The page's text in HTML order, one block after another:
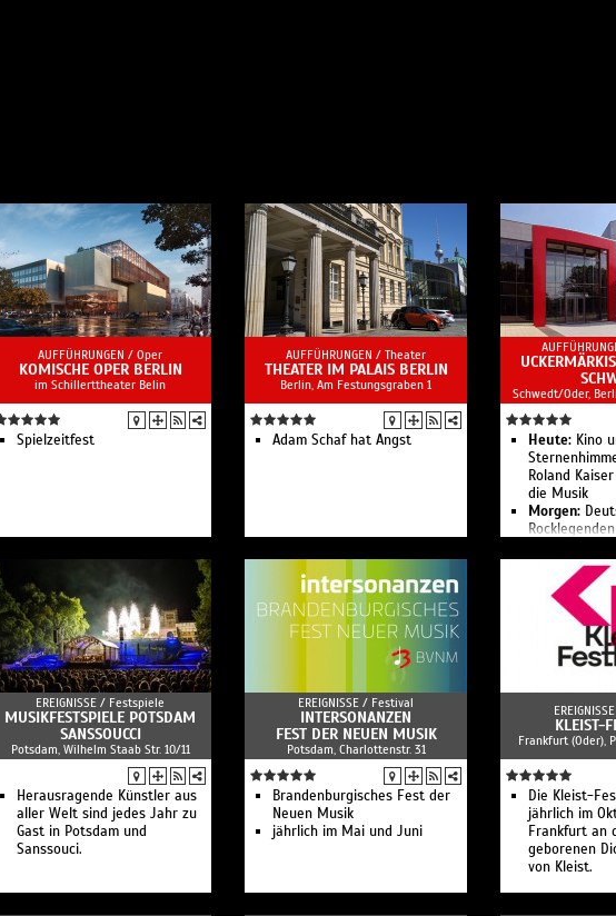
AUFFÜHRUNGEN / Oper
KOMISCHE OPER BERLIN
im Schillerttheater Belin
Spielzeit­fest
AUFFÜHRUNGEN / Theater
THEATER IM PALAIS BERLIN
Berlin, Am Festungsgraben 1
Adam Schaf hat Angst
Schwedt/Oder,
Heute: Kino
Roland
die Musik
Morgen:
Odertal-
am Fluss“
Open Air
Wenzel &
lebe gern
Kino unterm
Song Sung
BOUNCE:
Kino unterm
Ach, diese
entsetzliche
X-Perience -
Sommer
Schiller -
Open Air 2026
Forced To
Devotional
EREIGNISSE / Festspiele
MUSIKFESTSPIELE POTSDAM
SANSSOUCCI
Potsdam, Wilhelm Staab Str. 10/11
Herausragende Künstler aus
aller Welt sind jedes Jahr zu
Gast in Potsdam und
Sanssouci.
EREIGNISSE / Festival
INTERSONANZEN
FEST DER NEUEN MUSIK
Potsdam, Charlottenstr. 31
Brandenburgisches Fest der
Neuen Musik
jährlich im Mai und Juni
KLEIST-
Frankfurt (Oder),
Die Kleist-
jährlich im
Frankfurt an
geborenen
von Kleist.